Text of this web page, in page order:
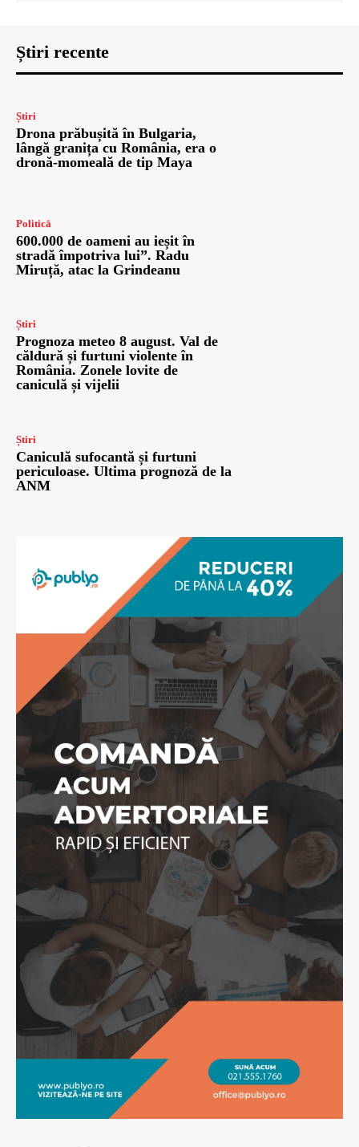
Știri recente
Știri
Drona prăbușită în Bulgaria,
lângă granița cu România, era o
dronă-momeală de tip Maya
Politică
600.000 de oameni au ieșit în
stradă împotriva lui”. Radu
Miruță, atac la Grindeanu
Știri
Prognoza meteo 8 august. Val de
căldură și furtuni violente în
România. Zonele lovite de
caniculă și vijelii
Știri
Caniculă sufocantă și furtuni
periculoase. Ultima prognoză de la
ANM